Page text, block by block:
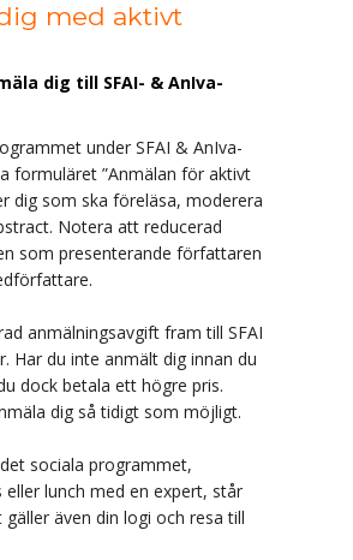
med aktivt
dig till SFAI- & AnIva-
under SFAI & AnIva-
formuläret ”Anmälan för aktivt
dig som ska föreläsa, moderera
Notera att reducerad
som presenterande författaren
anmälningsavgift fram till SFAI
Har du inte anmält dig innan du
dock betala ett högre pris.
dig så tidigt som möjligt.
sociala programmet,
lunch med en expert, står
även din logi och resa till